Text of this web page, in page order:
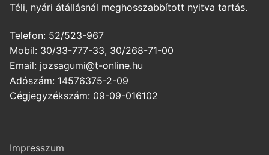
Téli, nyári átállásnál meghosszabbított nyitva tartás.
Telefon: 52/523-967
Mobil: 30/33-777-33, 30/268-71-00
Email: jozsagumi@t-online.hu
Adószám: 14576375-2-09
Cégjegyzékszám: 09-09-016102
Impresszum